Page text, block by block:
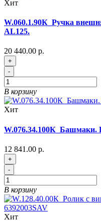
Хит
W.060.1.90К_Ручка
AL125.
20 440.00 р.
+
-
В корзину
Хит
W.076.34.100К_Башмаки.
12 841.00 р.
+
-
В корзину
Хит